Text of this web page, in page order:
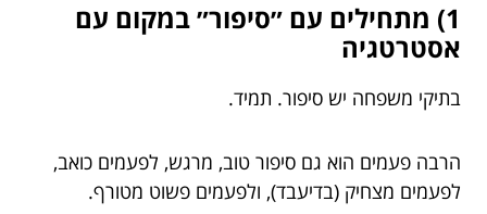
1) מתחילים עם ״סיפור״ במקום עם
אסטרטגיה
בתיקי משפחה יש סיפור. תמיד.
הרבה פעמים הוא גם סיפור טוב, מרגש, לפעמים כואב,
לפעמים מצחיק (בדיעבד), ולפעמים פשוט מטורף.